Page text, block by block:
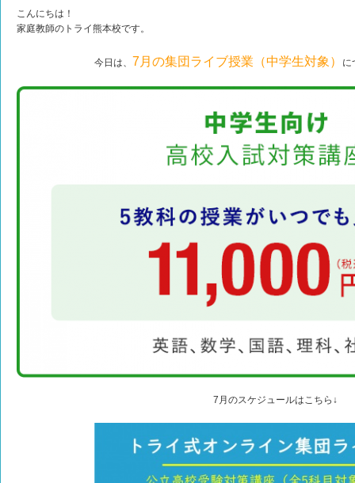
こんにちは！
家庭教師のトライ熊本校です。
今日は、 7月の集団ライブ授業（中学生対象） に
7月のスケジュールはこちら↓